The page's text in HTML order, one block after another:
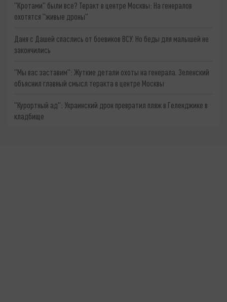
"Кротами" были все? Теракт в центре Москвы: На генералов
охотятся "живые дроны"
Даня с Дашей спаслись от боевиков ВСУ. Но беды для малышей не
закончились
"Мы вас заставим": Жуткие детали охоты на генерала. Зеленский
объяснил главный смысл теракта в центре Москвы
"Курортный ад": Украинский дрон превратил пляж в Геленджике в
кладбище